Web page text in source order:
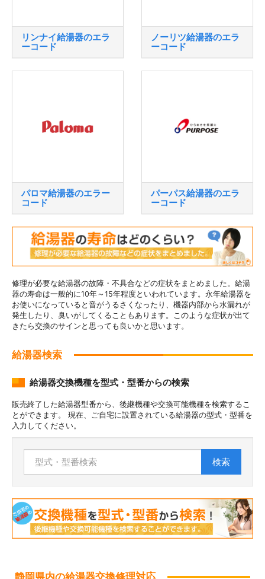
リンナイ給湯器のエラ
ーコード
ノーリツ給湯器のエラ
ーコード
パロマ給湯器のエラー
コード
パーパス給湯器のエラ
ーコード
修理が必要な給湯器の故障・不具合などの症状をまとめました。給湯
器の寿命は一般的に10年～15年程度といわれています。永年給湯器を
お使いになっていると音がうるさくなったり、機器内部から水漏れが
発生したり、臭いがしてくることもあります。このような症状が出て
きたら交換のサインと思っても良いかと思います。
給湯器検索
給湯器交換機種を型式・型番からの検索
販売終了した給湯器型番から、後継機種や交換可能機種を検索するこ
とができます。 現在、ご自宅に設置されている給湯器の型式・型番を
入力してください。
検索
静岡県内の給湯器交換修理対応